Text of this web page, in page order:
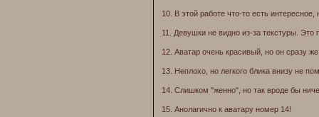
10. В этой работе что-то есть интересное,
11. Девушки не видно из-за текстуры. Это
12. Аватар очень красивый, но он сразу
13. Неплохо, но легкого блика внизу не
14. Слишком "женно", но так вроде бы
15. Анолагично к аватару номер 14!